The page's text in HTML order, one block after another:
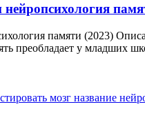
памяти (2023)
преобладает у младших
мозг название